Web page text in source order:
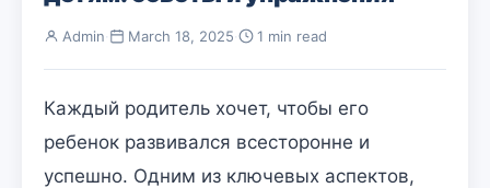
Admin March 18, 2025 1 min read
Каждый родитель хочет, чтобы его
ребенок развивался всесторонне и
успешно. Одним из ключевых аспектов,